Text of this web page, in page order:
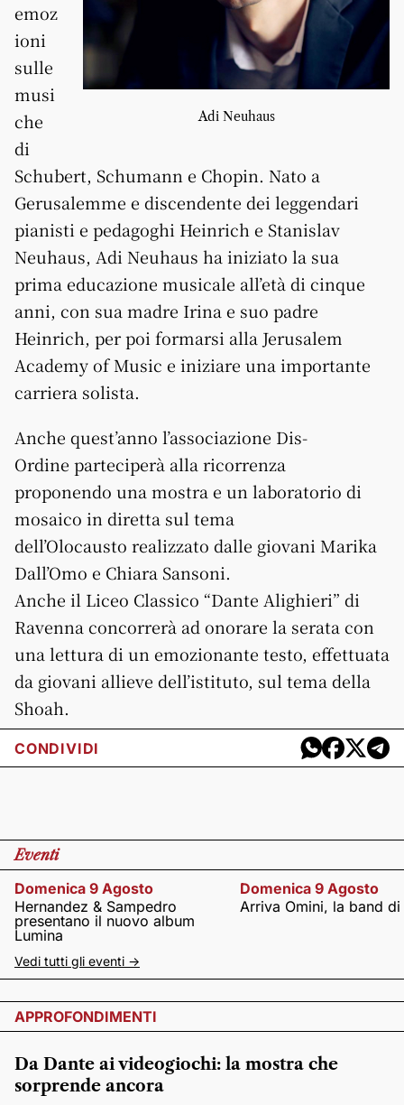
Adi Neuhaus
emoz
ioni
sulle
musi
che
di
Schubert, Schumann e Chopin. Nato a
Gerusalemme e discendente dei leggendari
pianisti e pedagoghi Heinrich e Stanislav
Neuhaus, Adi Neuhaus ha iniziato la sua
prima educazione musicale all’età di cinque
anni, con sua madre Irina e suo padre
Heinrich, per poi formarsi alla Jerusalem
Academy of Music e iniziare una importante
carriera solista.
Anche quest’anno l’associazione Dis-
Ordine parteciperà alla ricorrenza
proponendo una mostra e un laboratorio di
mosaico in diretta sul tema
dell’Olocausto realizzato dalle giovani Marika
Dall’Omo e Chiara Sansoni.
Anche il Liceo Classico “Dante Alighieri” di
Ravenna concorrerà ad onorare la serata con
una lettura di un emozionante testo, effettuata
da giovani allieve dell’istituto, sul tema della
Shoah.
CONDIVIDI
Eventi
Domenica 9 Agosto
Hernandez & Sampedro
presentano il nuovo album
Lumina
Domenica 9 Agosto
Arriva Omini, la band
Vedi tutti gli eventi ->
APPROFONDIMENTI
Da Dante ai videogiochi: la mostra che
sorprende ancora